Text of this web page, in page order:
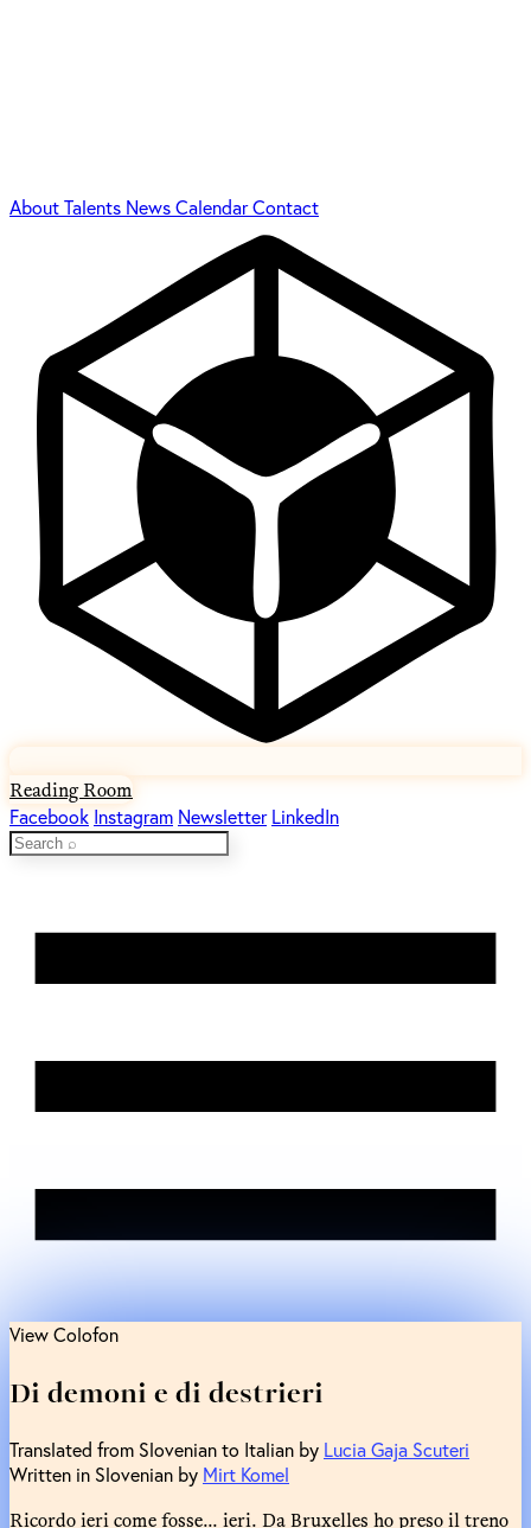
AboutTalents NewsCalendarContact
Reading Room
Facebook Instagram Newsletter LinkedIn
View Colofon
Di demoni e di destrieri
Translated from Slovenian to Italian by Lucia Gaja Scuteri
Written in Slovenian by Mirt Komel
Ricordo ieri come fosse... ieri. Da Bruxelles ho preso il treno